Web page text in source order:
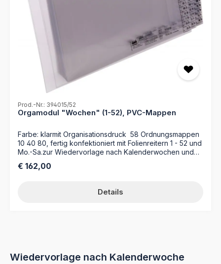
hochwertigem Pressspankarton mit einem Gewicht von
335 g/qm, bieten die Karten eine hervorragende
Haltbarkeit und Widerstandsfähigkeit. Mit dem MAPPEI
Leitkarten-Set "Wochen" haben Sie Ihre Termine und
Aufgaben fest im Griff. - 52 Leitkarten - Farbe Orange -
Pressspankarton 335 g/m² - Format 314 x 225mm
Prod.-Nr.: 394015/52
Orgamodul "Wochen" (1-52), PVC-Mappen
Farbe: klarmit Organisationsdruck 58 Ordnungsmappen
10 40 80, fertig konfektioniert mit Folienreitern 1 - 52 und
Mo.-Sa.zur Wiedervorlage nach Kalenderwochen und
Regulärer Preis:
€ 162,00
Details
Wiedervorlage nach Kalenderwoche